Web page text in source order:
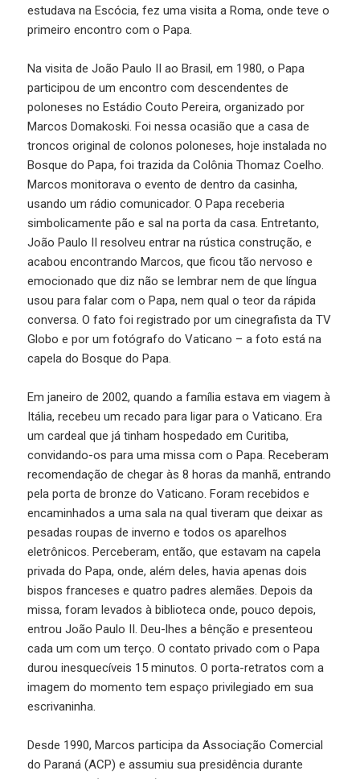
estudava na Escócia, fez uma visita a Roma, onde teve o
primeiro encontro com o Papa.
Na visita de João Paulo II ao Brasil, em 1980, o Papa
participou de um encontro com descendentes de
poloneses no Estádio Couto Pereira, organizado por
Marcos Domakoski. Foi nessa ocasião que a casa de
troncos original de colonos poloneses, hoje instalada no
Bosque do Papa, foi trazida da Colônia Thomaz Coelho.
Marcos monitorava o evento de dentro da casinha,
usando um rádio comunicador. O Papa receberia
simbolicamente pão e sal na porta da casa. Entretanto,
João Paulo II resolveu entrar na rústica construção, e
acabou encontrando Marcos, que ficou tão nervoso e
emocionado que diz não se lembrar nem de que língua
usou para falar com o Papa, nem qual o teor da rápida
conversa. O fato foi registrado por um cinegrafista da TV
Globo e por um fotógrafo do Vaticano – a foto está na
capela do Bosque do Papa.
Em janeiro de 2002, quando a família estava em viagem à
Itália, recebeu um recado para ligar para o Vaticano. Era
um cardeal que já tinham hospedado em Curitiba,
convidando-os para uma missa com o Papa. Receberam
recomendação de chegar às 8 horas da manhã, entrando
pela porta de bronze do Vaticano. Foram recebidos e
encaminhados a uma sala na qual tiveram que deixar as
pesadas roupas de inverno e todos os aparelhos
eletrônicos. Perceberam, então, que estavam na capela
privada do Papa, onde, além deles, havia apenas dois
bispos franceses e quatro padres alemães. Depois da
missa, foram levados à biblioteca onde, pouco depois,
entrou João Paulo II. Deu-lhes a bênção e presenteou
cada um com um terço. O contato privado com o Papa
durou inesquecíveis 15 minutos. O porta-retratos com a
imagem do momento tem espaço privilegiado em sua
escrivaninha.
Desde 1990, Marcos participa da Associação Comercial
do Paraná (ACP) e assumiu sua presidência durante